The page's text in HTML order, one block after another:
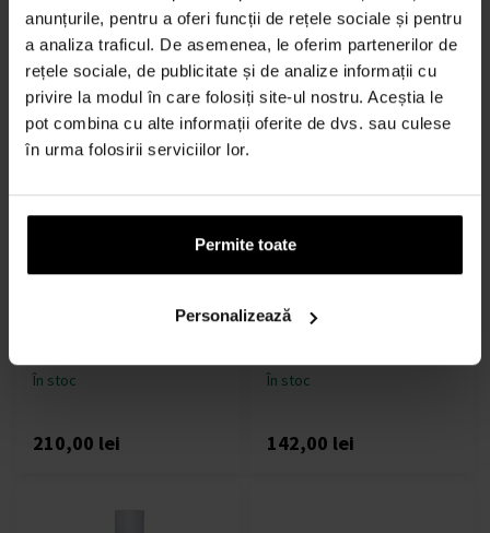
anunțurile, pentru a oferi funcții de rețele sociale și pentru
a analiza traficul. De asemenea, le oferim partenerilor de
rețele sociale, de publicitate și de analize informații cu
privire la modul în care folosiți site-ul nostru. Aceștia le
pot combina cu alte informații oferite de dvs. sau culese
în urma folosirii serviciilor lor.
Permite toate
Personalizează
157,00 lei
de la175,00 leipână
la 231,00 lei
Woman 1995 Eau de Parfum
100ml - Ape de parfum -
În stoc
210,00 lei
Burberry Weekend for Men
Eau de Toilette - Tester
Tester - Bărbați
În stoc
142,00 lei